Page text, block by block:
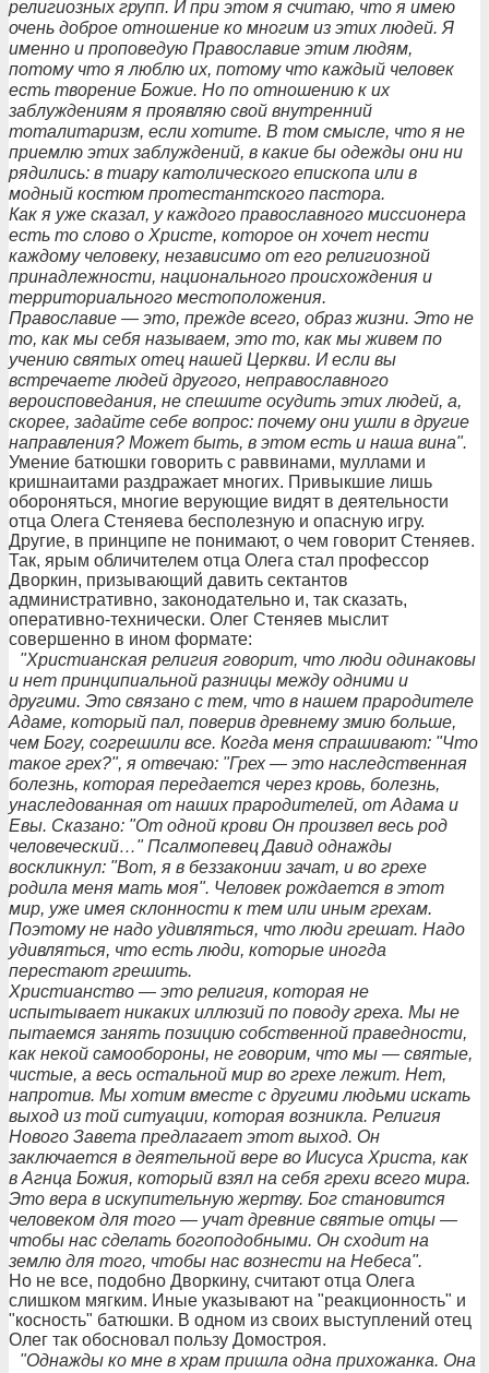
религиозных групп. И при этом я считаю, что я имею
очень доброе отношение ко многим из этих людей. Я
именно и проповедую Православие этим людям,
потому что я люблю их, потому что каждый человек
есть творение Божие. Но по отношению к их
заблуждениям я проявляю свой внутренний
тоталитаризм, если хотите. В том смысле, что я не
приемлю этих заблуждений, в какие бы одежды они ни
рядились: в тиару католического епископа или в
модный костюм протестантского пастора.
Как я уже сказал, у каждого православного миссионера
есть то слово о Христе, которое он хочет нести
каждому человеку, независимо от его религиозной
принадлежности, национального происхождения и
территориального местоположения.
Православие — это, прежде всего, образ жизни. Это не
то, как мы себя называем, это то, как мы живем по
учению святых отец нашей Церкви. И если вы
встречаете людей другого, неправославного
вероисповедания, не спешите осудить этих людей, а,
скорее, задайте себе вопрос: почему они ушли в другие
направления? Может быть, в этом есть и наша вина".
Умение батюшки говорить с раввинами, муллами и
кришнаитами раздражает многих. Привыкшие лишь
обороняться, многие верующие видят в деятельности
отца Олега Стеняева бесполезную и опасную игру.
Другие, в принципе не понимают, о чем говорит Стеняев.
Так, ярым обличителем отца Олега стал профессор
Дворкин, призывающий давить сектантов
административно, законодательно и, так сказать,
оперативно-технически. Олег Стеняев мыслит
совершенно в ином формате:
"Христианская религия говорит, что люди одинаковы
и нет принципиальной разницы между одними и
другими. Это связано с тем, что в нашем прародителе
Адаме, который пал, поверив древнему змию больше,
чем Богу, согрешили все. Когда меня спрашивают: "Что
такое грех?", я отвечаю: "Грех — это наследственная
болезнь, которая передается через кровь, болезнь,
унаследованная от наших прародителей, от Адама и
Евы. Сказано: "От одной крови Он произвел весь род
человеческий…" Псалмопевец Давид однажды
воскликнул: "Вот, я в беззаконии зачат, и во грехе
родила меня мать моя". Человек рождается в этот
мир, уже имея склонности к тем или иным грехам.
Поэтому не надо удивляться, что люди грешат. Надо
удивляться, что есть люди, которые иногда
перестают грешить.
Христианство — это религия, которая не
испытывает никаких иллюзий по поводу греха. Мы не
пытаемся занять позицию собственной праведности,
как некой самообороны, не говорим, что мы — святые,
чистые, а весь остальной мир во грехе лежит. Нет,
напротив. Мы хотим вместе с другими людьми искать
выход из той ситуации, которая возникла. Религия
Нового Завета предлагает этот выход. Он
заключается в деятельной вере во Иисуса Христа, как
в Агнца Божия, который взял на себя грехи всего мира.
Это вера в искупительную жертву. Бог становится
человеком для того — учат древние святые отцы —
чтобы нас сделать богоподобными. Он сходит на
землю для того, чтобы нас вознести на Небеса".
Но не все, подобно Дворкину, считают отца Олега
слишком мягким. Иные указывают на "реакционность" и
"косность" батюшки. В одном из своих выступлений отец
Олег так обосновал пользу Домостроя.
"Однажды ко мне в храм пришла одна прихожанка. Она